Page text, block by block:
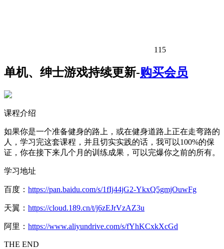
115
单机、绅士游戏持续更新-购买会员
课程介绍
如果你是一个准备健身的路上，或在健身道路上正在走弯路的
人，学习完这套课程，并且切实实践的话，我可以100%的保
证，你在接下来几个月的训练成果，可以完爆你之前的所有。
学习地址
百度： https://pan.baidu.com/s/1fIj44jG2-YkxQ5gmjOuwFg
天翼： https://cloud.189.cn/t/j6zEJrVzAZ3u
阿里： https://www.aliyundrive.com/s/fYhKCxkXcGd
THE END